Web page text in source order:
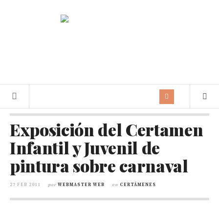
Exposición del Certamen
Infantil y Juvenil de
pintura sobre carnaval
27 FEB 2011 por WEBMASTER WEB en CERTÁMENES